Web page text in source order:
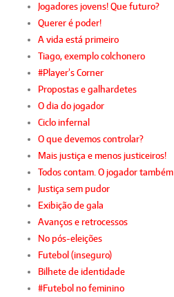
Jogadores jovens! Que futuro?
Querer é poder!
A vida está primeiro
Tiago, exemplo colchonero
#Player’s Corner
Propostas e galhardetes
O dia do jogador
Ciclo infernal
O que devemos controlar?
Mais justiça e menos justiceiros!
Todos contam. O jogador também
Justiça sem pudor
Exibição de gala
Avanços e retrocessos
No pós-eleições
Futebol (inseguro)
Bilhete de identidade
#Futebol no feminino